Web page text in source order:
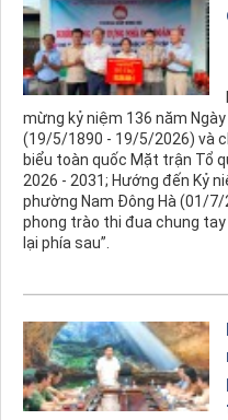
mừng kỷ niệm 136 năm
(19/5/1890 - 19/5/2026) và
biểu toàn quốc Mặt trận Tổ
2026 - 2031; Hướng đến Kỷ
phường Nam Đông Hà (01/
phong trào thi đua chung tay
lại phía sau”.